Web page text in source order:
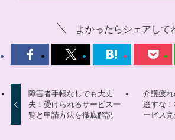
よかったらシェアして
障害者手帳なしでも大丈
夫！受けられるサービス一
覧と申請方法を徹底解説
介護疲
逃すな
ービス